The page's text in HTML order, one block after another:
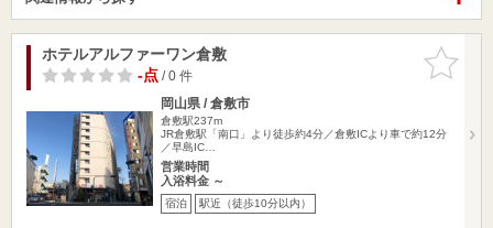
お気に入
りに追加
ホテルアルファーワン倉敷
-点/ 0 件
岡山県 / 倉敷市
倉敷駅237m
JR倉敷駅「南口」より徒歩約4分／倉敷ICより車で約12分
／早島IC…
営業時間
入浴料金 ～
宿泊 駅近（徒歩10分以内）